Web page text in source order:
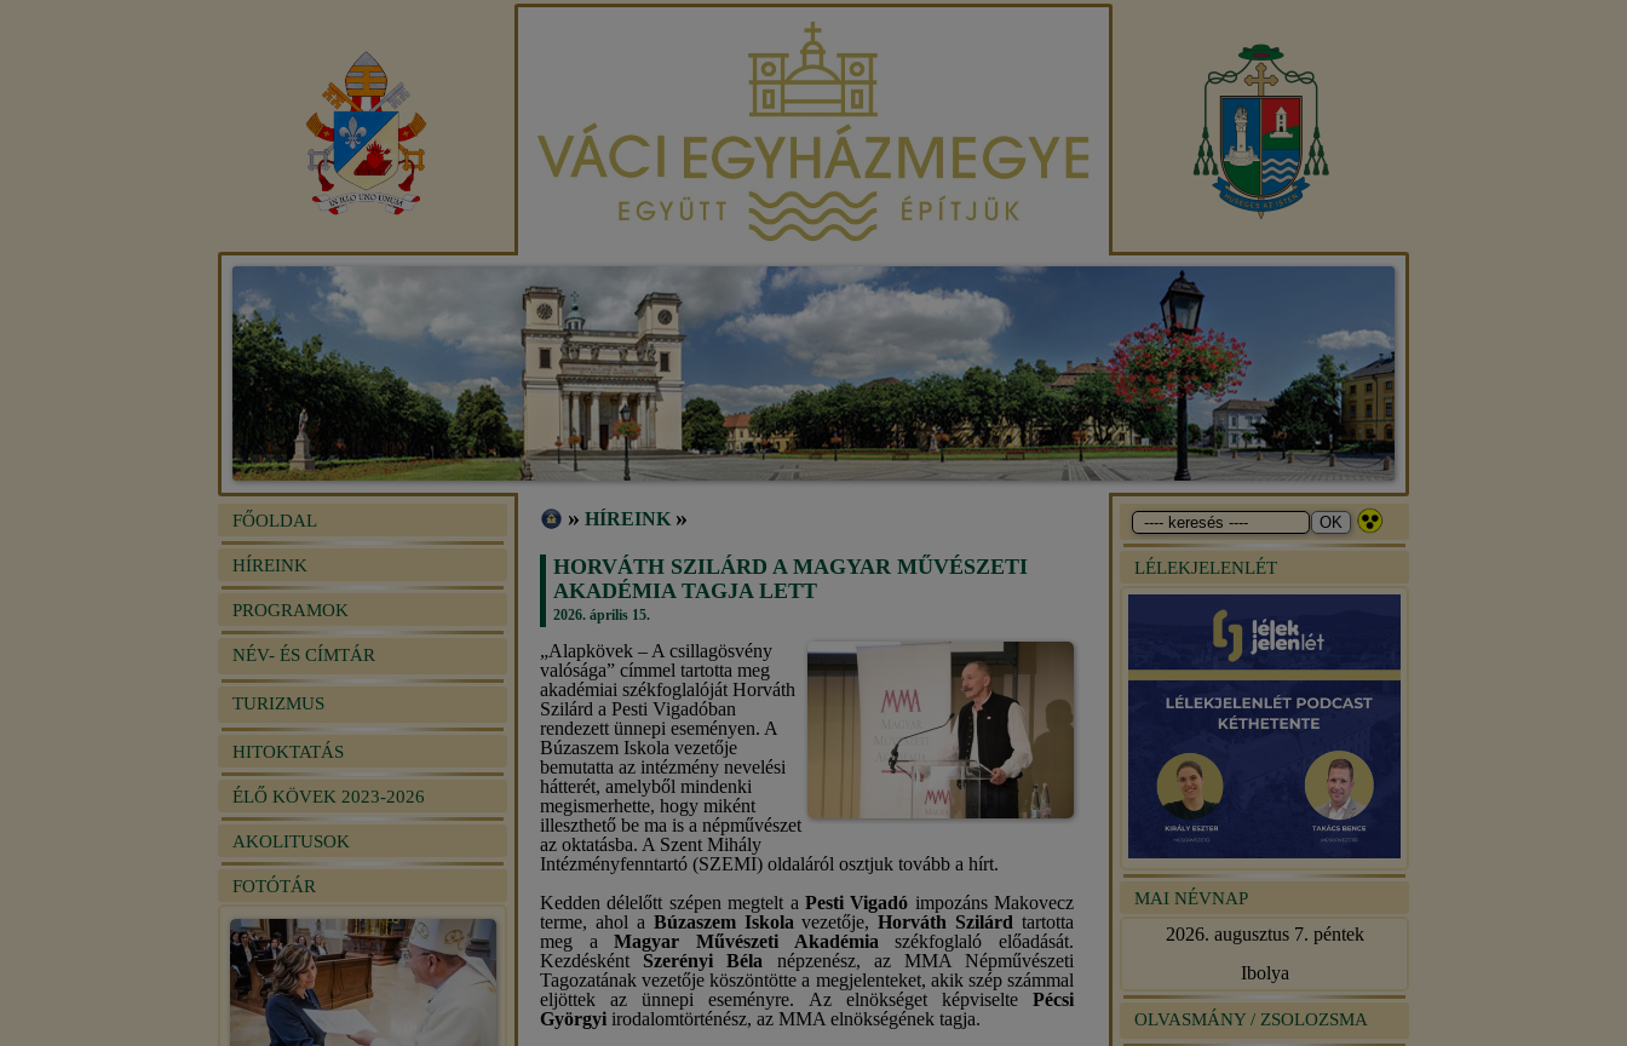
FŐOLDAL
HÍREINK
PROGRAMOK
NÉV- ÉS CÍMTÁR
TURIZMUS
HITOKTATÁS
ÉLŐ KÖVEK 2023-2026
AKOLITUSOK
FOTÓTÁR
» HÍREINK »
HORVÁTH SZILÁRD A MAGYAR MŰVÉSZETI
AKADÉMIA TAGJA LETT
2026. április 15.
„Alapkövek – A csillagösvény
valósága” címmel tartotta meg
akadémiai székfoglalóját Horváth
Szilárd a Pesti Vigadóban
rendezett ünnepi eseményen. A
Búzaszem Iskola vezetője
bemutatta az intézmény nevelési
hátterét, amelyből mindenki
megismerhette, hogy miként
illeszthető be ma is a népművészet
az oktatásba. A Szent Mihály
Intézményfenntartó (SZEMI) oldaláról osztjuk tovább a hírt.
Kedden délelőtt szépen megtelt a Pesti Vigadó impozáns Makovecz
terme, ahol a Búzaszem Iskola vezetője,Horváth Szilárd tartotta
meg aMagyar Művészeti Akadémia székfoglaló előadását.
Kezdésként Szerényi Béla népzenész, az MMA Népművészeti
Tagozatának vezetője köszöntötte a megjelenteket, akik szép számmal
eljöttek az ünnepi eseményre. Az elnökséget képviselte Pécsi
Györgyi irodalomtörténész, az MMA elnökségének tagja.
LÉLEKJELENLÉT
MAI NÉVNAP
2026. augusztus 7. péntek
Ibolya
OLVASMÁNY / ZSOLOZSMA